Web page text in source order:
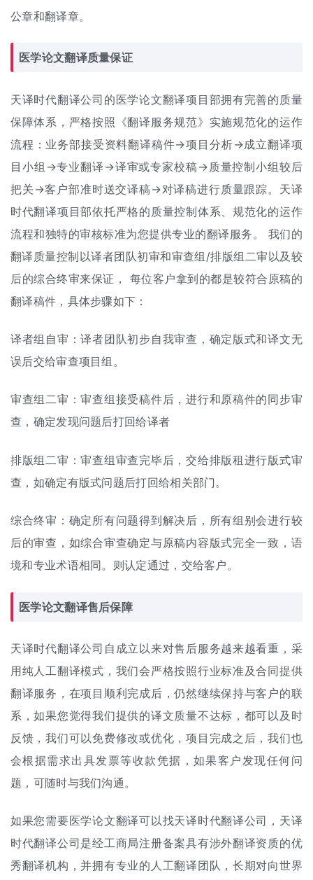
公章和翻译章。
医学论文翻译质量保证
天译时代翻译公司的医学论文翻译项目部拥有完善的质量
保障体系，严格按照《翻译服务规范》实施规范化的运作
流程：业务部接受资料翻译稿件→项目分析→成立翻译项
目小组→专业翻译→译审或专家校稿→质量控制小组较后
把关→客户部准时送交译稿→对译稿进行质量跟踪。天译
时代翻译项目部依托严格的质量控制体系、规范化的运作
流程和独特的审核标准为您提供专业的翻译服务。 我们的
翻译质量控制以译者团队初审和审查组/排版组二审以及较
后的综合终审来保证， 每位客户拿到的都是较符合原稿的
翻译稿件，具体步骤如下：
译者组自审：译者团队初步自我审查，确定版式和译文无
误后交给审查项目组。
审查组二审：审查组接受稿件后，进行和原稿件的同步审
查，确定发现问题后打回给译者
排版组二审：审查组审查完毕后，交给排版租进行版式审
查，如确定有版式问题后打回给相关部门。
综合终审：确定所有问题得到解决后，所有组别会进行较
后的审查，如综合审查确定与原稿内容版式完全一致，语
境和专业术语相同。则认定通过，交给客户。
医学论文翻译售后保障
天译时代翻译公司自成立以来对售后服务越来越看重，采
用纯 人工翻译模式，我们会严格按照行业标准及合同提供
翻译服务，在项目顺利完成后，仍然继续保持与客户的联
系，如果您觉得我们提供的译文质量不达标，都可以及时
反馈，我们可以免费修改或优化，项目完成之后，我们也
会根据需求出具发票等收款凭据，如果客户发现任何问
题，可随时与我们沟通。
如果您需要医学论文翻译可以找天译时代翻译公司，天译
时代翻译公司是经工商局注册备案具有涉外翻译资质的优
秀翻译机构 ，并拥有专业的人工翻译团队，长期对向世界